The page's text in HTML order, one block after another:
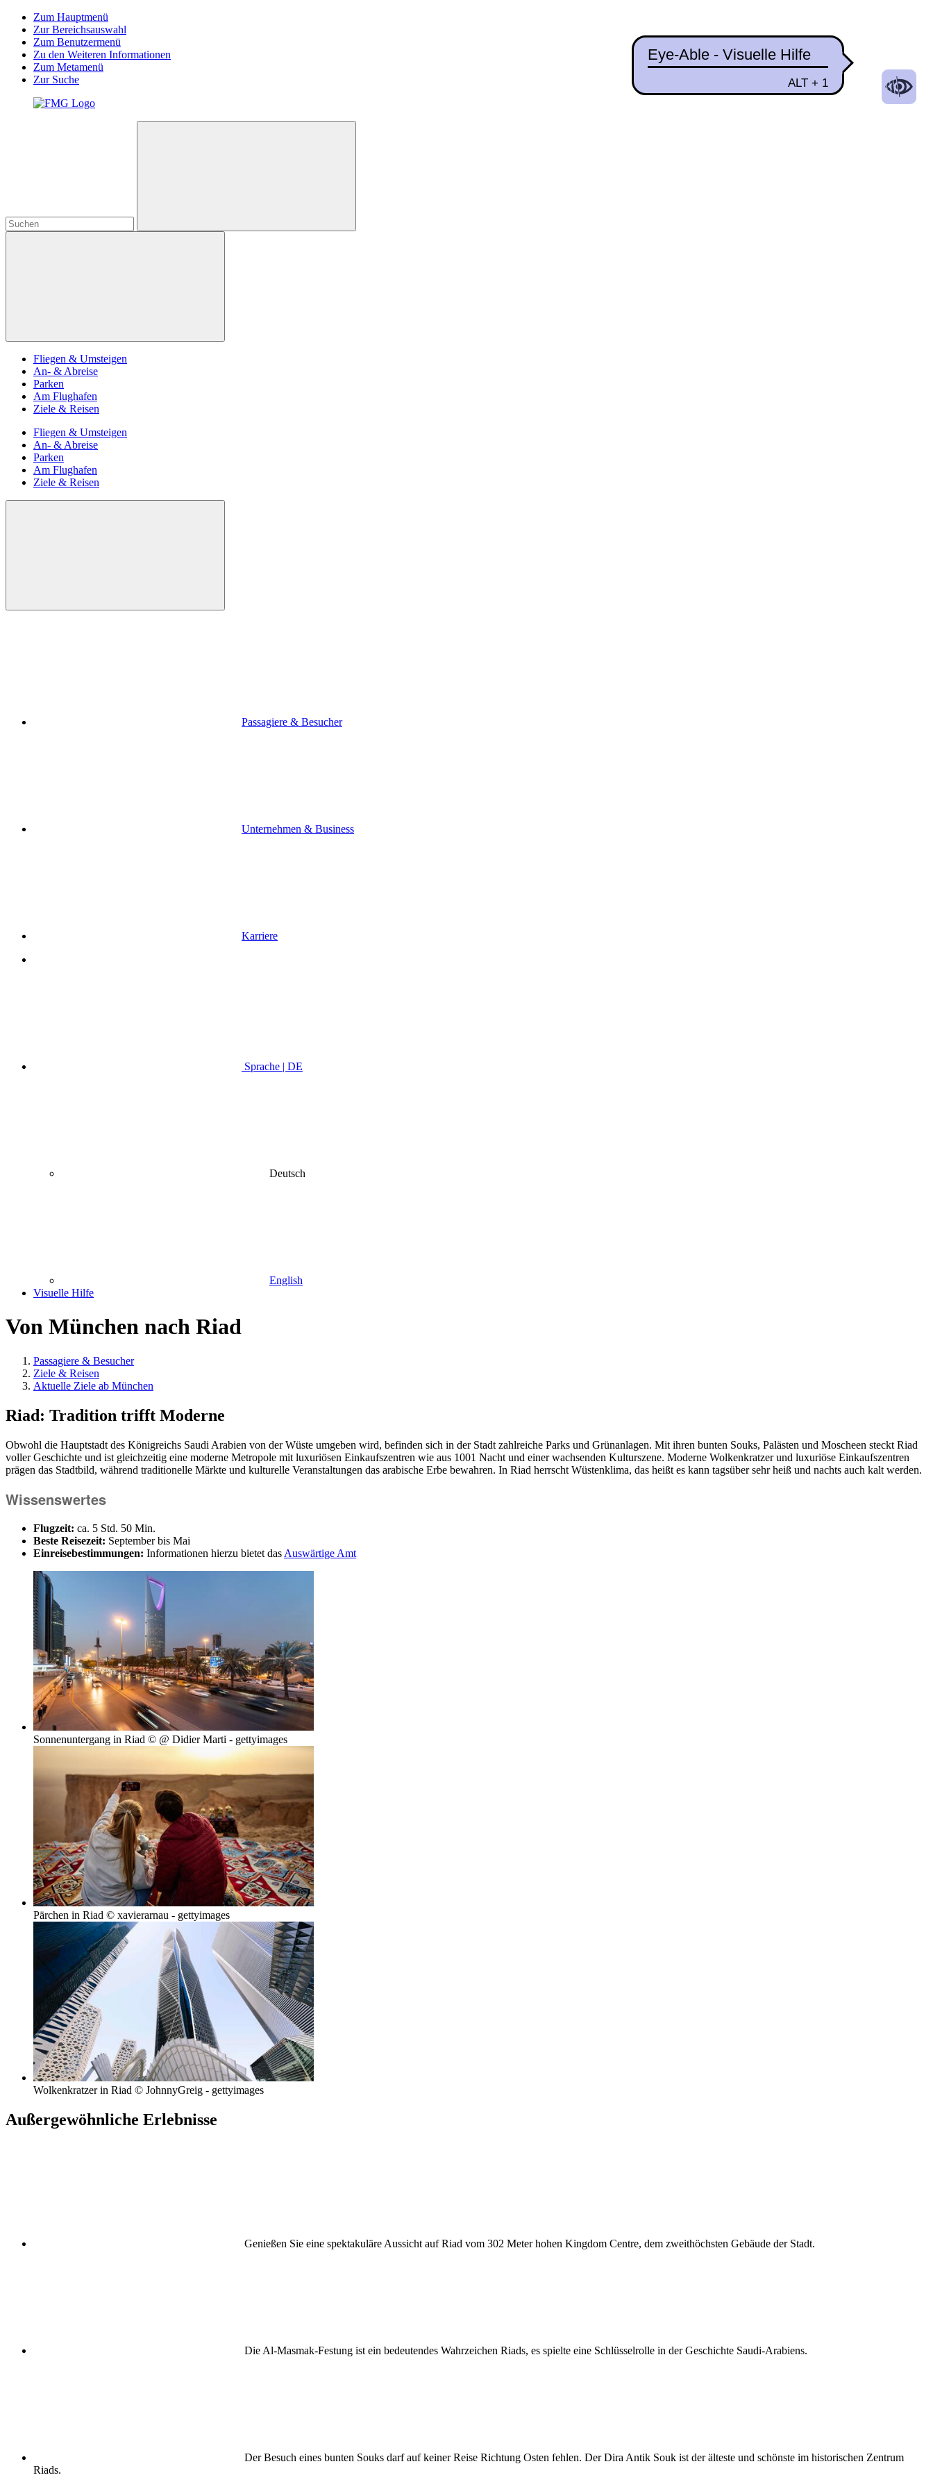
Zum Hauptmenü
Zur Bereichsauswahl
Zum Benutzermenü
Zu den Weiteren Informationen
Zum Metamenü
Zur Suche
Fliegen & Umsteigen
An- & Abreise
Parken
Am Flughafen
Ziele & Reisen
Fliegen & Umsteigen
An- & Abreise
Parken
Am Flughafen
Ziele & Reisen
Passagiere & Besucher
Unternehmen & Business
Karriere
Sprache | DE
Deutsch
English
Visuelle Hilfe
Von München nach Riad
Passagiere & Besucher
Ziele & Reisen
Aktuelle Ziele ab München
Riad: Tradition trifft Moderne
Obwohl die Hauptstadt des Königreichs Saudi Arabien von der Wüste umgeben wird, befinden sich in der Stadt zahlreiche Parks und Grünanlagen. Mit ihren bunten Souks, Palästen und Moscheen steckt Riad
voller Geschichte und ist gleichzeitig eine moderne Metropole mit luxuriösen Einkaufszentren wie aus 1001 Nacht und einer wachsenden Kulturszene. Moderne Wolkenkratzer und luxuriöse Einkaufszentren
prägen das Stadtbild, während traditionelle Märkte und kulturelle Veranstaltungen das arabische Erbe bewahren. In Riad herrscht Wüstenklima, das heißt es kann tagsüber sehr heiß und nachts auch kalt werden.
Wissenswertes
Flugzeit: ca. 5 Std. 50 Min.
Beste Reisezeit: September bis Mai
Einreisebestimmungen: Informationen hierzu bietet das Auswärtige Amt
Sonnenuntergang in Riad © @ Didier Marti - gettyimages
Pärchen in Riad © xavierarnau - gettyimages
Wolkenkratzer in Riad © JohnnyGreig - gettyimages
Außergewöhnliche Erlebnisse
Genießen Sie eine spektakuläre Aussicht auf Riad vom 302 Meter hohen Kingdom Centre, dem zweithöchsten Gebäude der Stadt.
Die Al-Masmak-Festung ist ein bedeutendes Wahrzeichen Riads, es spielte eine Schlüsselrolle in der Geschichte Saudi-Arabiens.
Der Besuch eines bunten Souks darf auf keiner Reise Richtung Osten fehlen. Der Dira Antik Souk ist der älteste und schönste im historischen Zentrum
Riads.